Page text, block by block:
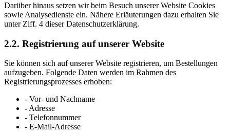
Darüber hinaus setzen wir beim Besuch unserer Website Cookies
sowie Analysedienste ein. Nähere Erläuterungen dazu erhalten Sie
unter Ziff. 4 dieser Datenschutzerklärung.
2.2. Registrierung auf unserer Website
Sie können sich auf unserer Website registrieren, um Bestellungen
aufzugeben. Folgende Daten werden im Rahmen des
Registrierungsprozesses erhoben:
- Vor- und Nachname
- Adresse
- Telefonnummer
- E-Mail-Adresse